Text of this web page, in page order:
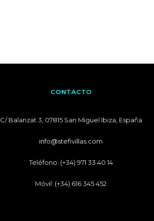
CONTACTO
C/ Balanzat 3, 07815 San Miguel Ibiza, España
info@stefivillas.com
Teléfono: (+34) 971 33 40 14
Móvil: (+34) 616 345 452